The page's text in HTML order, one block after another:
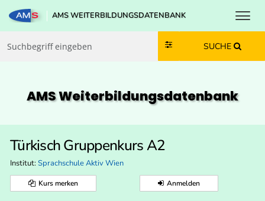
Zum Inhalt springen
Zum Navmenü springen
Zur Suche springen
Zur Footer springen
AMS WEITERBILDUNGSDATENBANK
SUCHE
AMS Weiterbildungs­datenbank
Türkisch Gruppenkurs A2
Institut: Sprachschule Aktiv Wien
Kurs merken Anmelden